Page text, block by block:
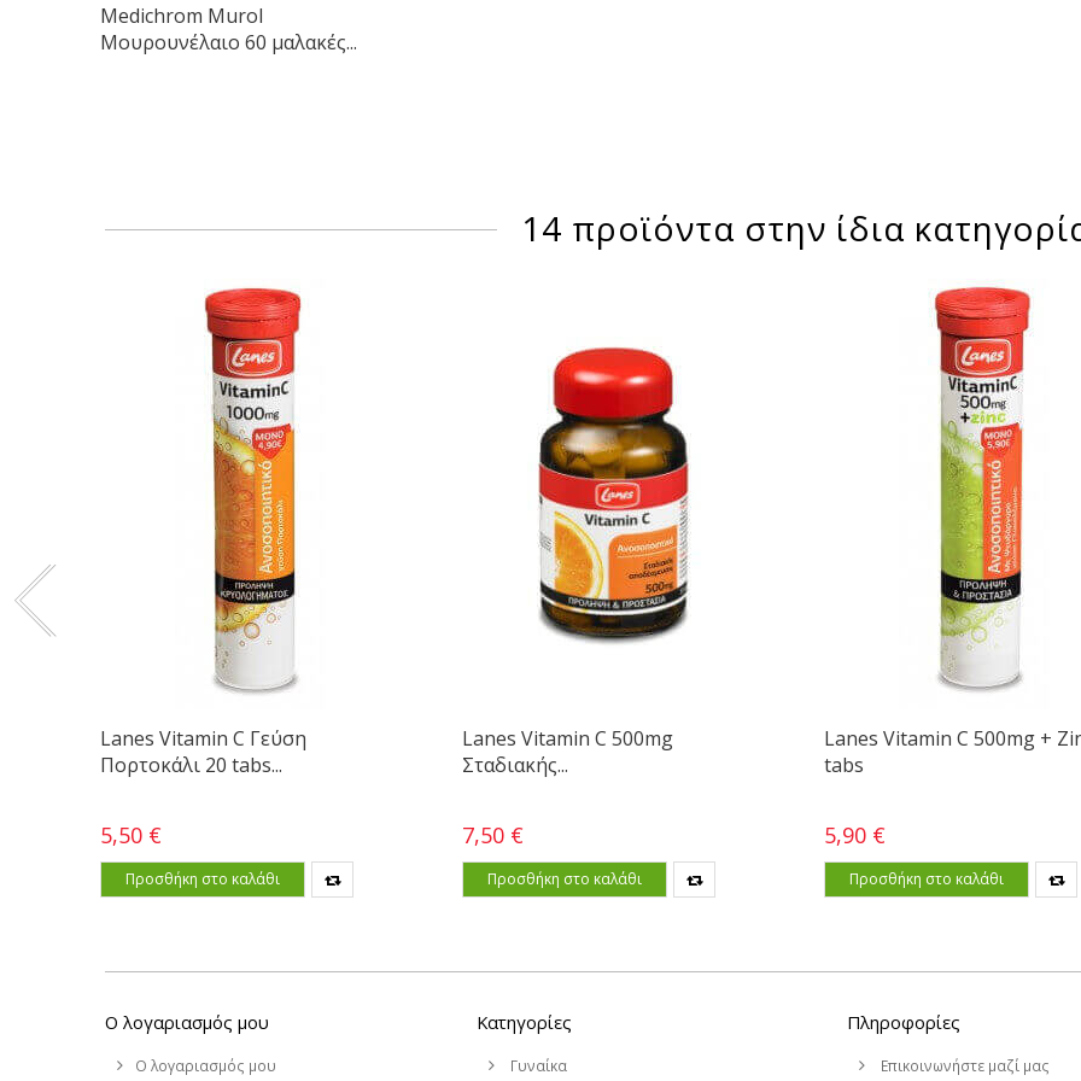
Medichrom Murol
Μουρουνέλαιο 60 μαλακές...
14 προϊόντα στην ίδια
Lanes Vitamin C Γεύση
Πορτοκάλι 20 tabs...
5,50 €
Προσθήκη στο καλάθι
Lanes Vitamin C 500mg
Σταδιακής...
7,50 €
Προσθήκη στο καλάθι
Lanes Vitamin C 500mg +
tabs
5,90 €
Προσθήκη στο καλάθι
Ο λογαριασμός μου
Ο λογαριασμός μου
Κατηγορίες
Γυναίκα
Πληροφορίες
Επικοινωνήστε μαζί μας